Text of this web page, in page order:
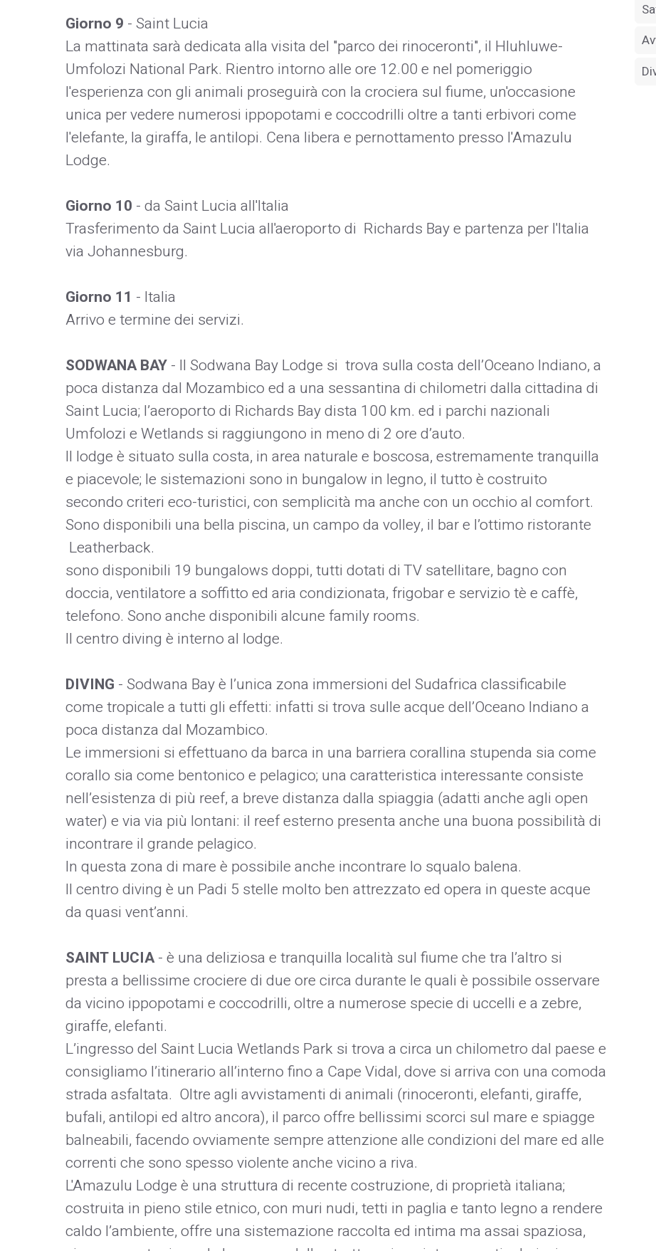
Giorno 9 - Saint Lucia
La mattinata sarà dedicata alla visita del "parco dei rinoceronti", il Hluhluwe-
Umfolozi National Park. Rientro intorno alle ore 12.00 e nel pomeriggio
l'esperienza con gli animali proseguirà con la crociera sul fiume, un'occasione
unica per vedere numerosi ippopotami e coccodrilli oltre a tanti erbivori come
l'elefante, la giraffa, le antilopi. Cena libera e pernottamento presso l'Amazulu
Lodge.
Giorno 10 - da Saint Lucia all'Italia
Trasferimento da Saint Lucia all'aeroporto di Richards Bay e partenza per l'Italia
via Johannesburg.
Giorno 11 - Italia
Arrivo e termine dei servizi.
SODWANA BAY- Il Sodwana Bay Lodge si trova sulla costa dell’Oceano Indiano, a
poca distanza dal Mozambico ed a una sessantina di chilometri dalla cittadina di
Saint Lucia; l’aeroporto di Richards Bay dista 100 km. ed i parchi nazionali
Umfolozi e Wetlands si raggiungono in meno di 2 ore d’auto.
Il lodge è situato sulla costa, in area naturale e boscosa, estremamente tranquilla
e piacevole; le sistemazioni sono in bungalow in legno, il tutto è costruito
secondo criteri eco-turistici, con semplicità ma anche con un occhio al comfort.
Sono disponibili una bella piscina, un campo da volley, il bar e l’ottimo ristorante
Leatherback.
sono disponibili 19 bungalows doppi, tutti dotati di TV satellitare, bagno con
doccia, ventilatore a soffitto ed aria condizionata, frigobar e servizio tè e caffè,
telefono. Sono anche disponibili alcune family rooms.
Il centro diving è interno al lodge.
DIVING - Sodwana Bay è l’unica zona immersioni del Sudafrica classificabile
come tropicale a tutti gli effetti: infatti si trova sulle acque dell’Oceano Indiano a
poca distanza dal Mozambico.
Le immersioni si effettuano da barca in una barriera corallina stupenda sia come
corallo sia come bentonico e pelagico; una caratteristica interessante consiste
nell’esistenza di più reef, a breve distanza dalla spiaggia (adatti anche agli open
water) e via via più lontani: il reef esterno presenta anche una buona possibilità di
incontrare il grande pelagico.
In questa zona di mare è possibile anche incontrare lo squalo balena.
Il centro diving è un Padi 5 stelle molto ben attrezzato ed opera in queste acque
da quasi vent’anni.
SAINT LUCIA- è una deliziosa e tranquilla località sul fiume che tra l’altro si
presta a bellissime crociere di due ore circa durante le quali è possibile osservare
da vicino ippopotami e coccodrilli, oltre a numerose specie di uccelli e a zebre,
giraffe, elefanti.
L’ingresso del Saint Lucia Wetlands Park si trova a circa un chilometro dal paese e
consigliamo l’itinerario all’interno fino a Cape Vidal, dove si arriva con una comoda
strada asfaltata. Oltre agli avvistamenti di animali (rinoceronti, elefanti, giraffe,
bufali, antilopi ed altro ancora), il parco offre bellissimi scorci sul mare e spiagge
balneabili, facendo ovviamente sempre attenzione alle condizioni del mare ed alle
correnti che sono spesso violente anche vicino a riva.
L'Amazulu Lodge è una struttura di recente costruzione, di proprietà italiana;
costruita in pieno stile etnico, con muri nudi, tetti in paglia e tanto legno a rendere
caldo l’ambiente, offre una sistemazione raccolta ed intima ma assai spaziosa,